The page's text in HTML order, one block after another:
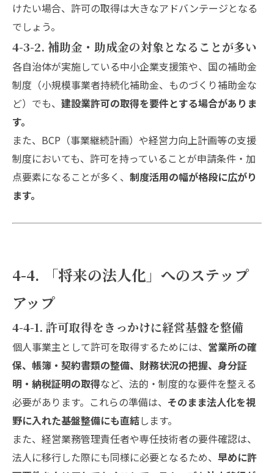
けたい場合、許可の取得は大きなアドバンテージとなる
でしょう。
4-3-2. 補助金・助成金の対象となることが多い
各自治体が実施している中小企業支援策や、国の補助金
制度（小規模事業者持続化補助金、ものづくり補助金な
ど）でも、 建設業許可の取得を要件とする場合がありま
す。
また、BCP（事業継続計画）や経営力向上計画等の支援
制度においても、許可を持っていることが申請条件・加
点要素になることが多く、 制度活用の幅が格段に広がり
ます。
4-4. 「将来の法人化」へのステップ
アップ
4-4-1. 許可取得をきっかけに経営基盤を整備
個人事業主として許可を取得するためには、 営業所の確
保、帳簿・契約書類の整備、財務状況の把握、身分証
明・納税証明の取得など、法的・制度的な要件を整える
必要があります。これらの準備は、 そのまま法人化を視
野に入れた基盤整備にも直結します。
また、経営業務管理責任者や専任技術者の要件確認は、
法人に移行した際にも同様に必要となるため、 早めに許